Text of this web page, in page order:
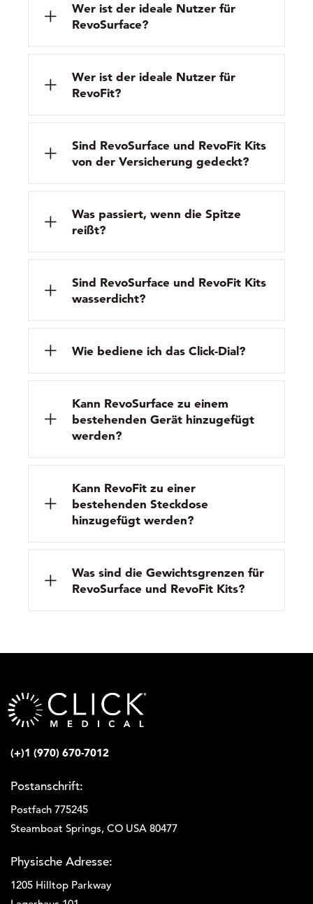
Wer ist der ideale Nutzer für
RevoSurface?
Wer ist der ideale Nutzer für
RevoFit?
Sind RevoSurface und RevoFit Kits
von der Versicherung gedeckt?
Was passiert, wenn die Spitze
reißt?
Sind RevoSurface und RevoFit Kits
wasserdicht?
Wie bediene ich das Click-Dial?
Kann RevoSurface zu einem
bestehenden Gerät hinzugefügt
werden?
Kann RevoFit zu einer
bestehenden Steckdose
hinzugefügt werden?
Was sind die Gewichtsgrenzen für
RevoSurface und RevoFit Kits?
(+)1 (970) 670-7012
Postanschrift:
Postfach 775245
Steamboat Springs, CO USA 80477
Physische Adresse:
1205 Hilltop Parkway